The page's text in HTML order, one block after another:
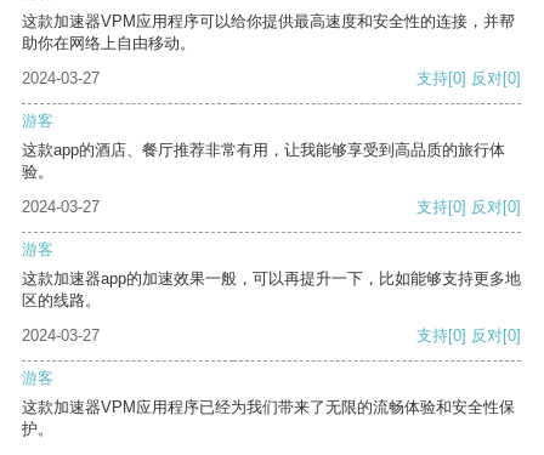
这款加速器VPM应用程序可以给你提供最高速度和安全性的连接，并帮
助你在网络上自由移动。
2024-03-27
支持[0] 反对[0]
游客
这款app的酒店、餐厅推荐非常有用，让我能够享受到高品质的旅行体
验。
2024-03-27
支持[0] 反对[0]
游客
这款加速器app的加速效果一般，可以再提升一下，比如能够支持更多地
区的线路。
2024-03-27
支持[0] 反对[0]
游客
这款加速器VPM应用程序已经为我们带来了无限的流畅体验和安全性保
护。